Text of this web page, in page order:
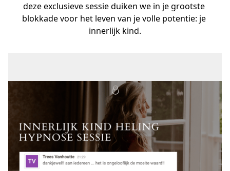
deze exclusieve sessie duiken we in je grootste
blokkade voor het leven van je volle potentie: je
innerlijk kind.